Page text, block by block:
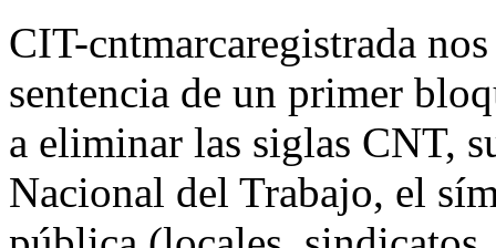
CIT-cntmarcaregistrada
sentencia de un primer
a eliminar las siglas CNT,
Nacional del Trabajo, el